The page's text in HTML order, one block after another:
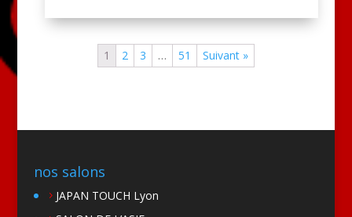
1 2 3 … 51 Suivant »
nos salons
JAPAN TOUCH Lyon